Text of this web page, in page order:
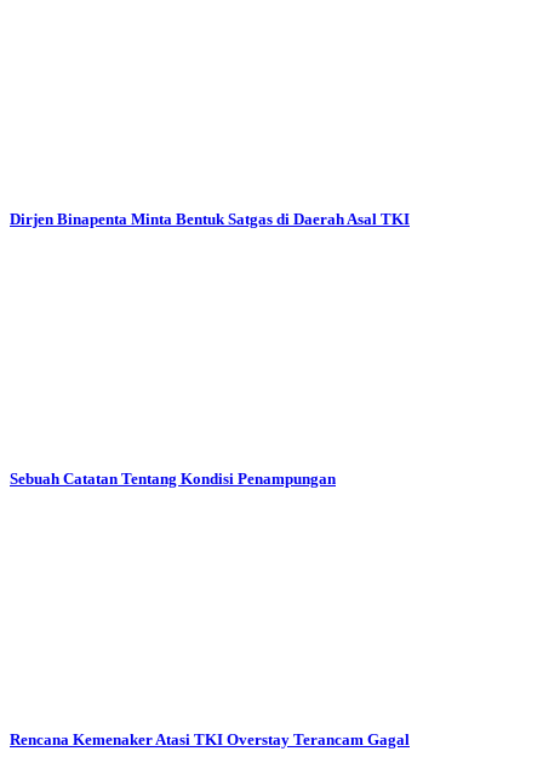
Dirjen Binapenta Minta Bentuk Satgas di Daerah Asal TKI
Sebuah Catatan Tentang Kondisi Penampungan
Rencana Kemenaker Atasi TKI Overstay Terancam Gagal